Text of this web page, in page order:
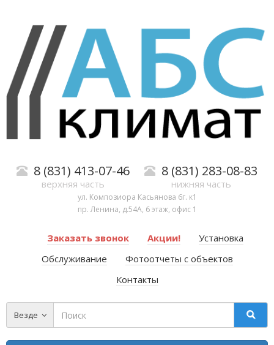
8 (831) 413-07-46
верхняя часть
8 (831) 283-08-83
нижняя часть
ул. Композиора Касьянова 6г. к1
пр. Ленина, д.54А, 6 этаж, офис 1
Заказать звонок Акции!
Установка
Обслуживание
Фотоотчеты с объектов
Контакты
Везде